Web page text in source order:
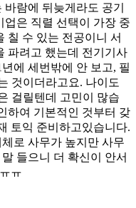
람에 뒤늦게라도 공기
은 직렬 선택이 가장 중
칠 수 있는 전공이니 서
파려고 했는데 전기기사
에 세번밖에 안 보고, 필
것이더라고요. 나이도
걸릴텐데 고민이 많습
하여 기본적인 것부터 갖
토익 준비하고있습니다.
로 사무가 높지만 사무
들으니 더 확신이 안서
ㅠ